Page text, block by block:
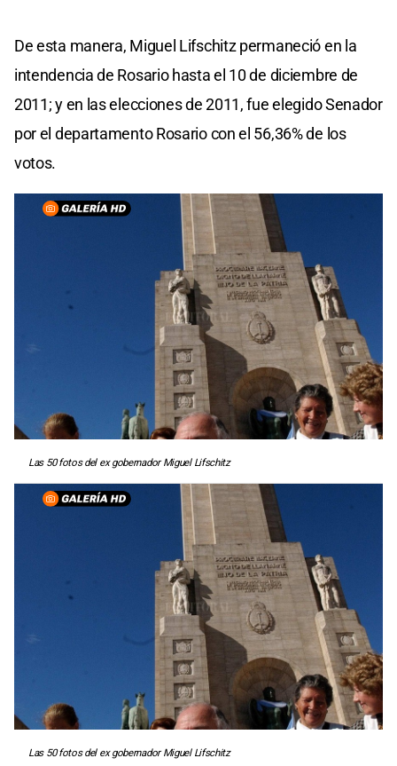
De esta manera, Miguel Lifschitz permaneció en la
intendencia de Rosario hasta el 10 de diciembre de
2011; y en las elecciones de 2011, fue elegido Senador
por el departamento Rosario con el 56,36% de los
votos.
Las 50 fotos del ex gobernador Miguel Lifschitz
Las 50 fotos del ex gobernador Miguel Lifschitz